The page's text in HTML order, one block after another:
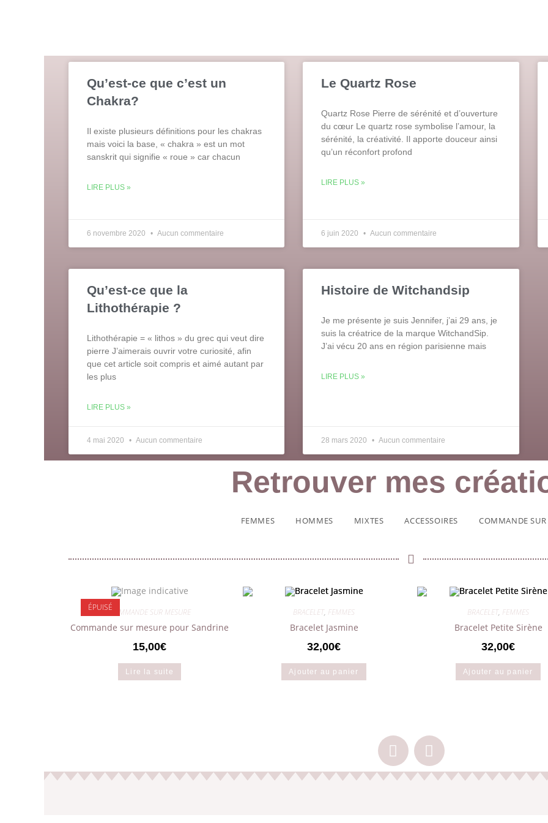
Qu’est-ce que c’est un
Chakra?
Il existe plusieurs définitions pour les chakras
mais voici la base, « chakra » est un mot
sanskrit qui signifie « roue » car chacun
LIRE PLUS »
6 novembre 2020 Aucun commentaire
Le Quartz Rose
Quartz Rose Pierre de sérénité et d’ouverture
du cœur Le quartz rose symbolise l’amour, la
sérénité, la créativité. Il apporte douceur ainsi
qu’un réconfort profond
LIRE PLUS »
6 juin 2020 Aucun commentaire
Qu’est-ce que la
Lithothérapie ?
Lithothérapie = « lithos » du grec qui veut dire
pierre J’aimerais ouvrir votre curiosité, afin
que cet article soit compris et aimé autant par
les plus
LIRE PLUS »
4 mai 2020 Aucun commentaire
Histoire de Witchandsip
Je me présente je suis Jennifer, j’ai 29 ans, je
suis la créatrice de la marque WitchandSip.
J’ai vécu 20 ans en région parisienne mais
LIRE PLUS »
28 mars 2020 Aucun commentaire
Retrouver mes
FEMMES HOMMES MIXTES ACCESSOIRES COMMANDE SUR
ÉPUISÉCOMMANDE SUR MESURE
Commande sur mesure pour Sandrine
15,00€
Lire la suite
BRACELET, FEMMES
Bracelet Jasmine
32,00€
Ajouter au panier
BRACELET, FEMMES
Bracelet Petite Sirène
32,00€
Ajouter au panier